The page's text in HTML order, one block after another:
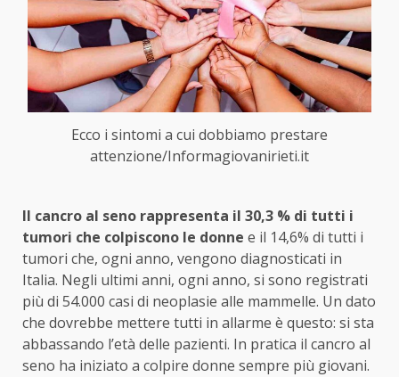
Ecco i sintomi a cui dobbiamo prestare
attenzione/Informagiovanirieti.it
Il cancro al seno rappresenta il 30,3 % di tutti i
tumori che colpiscono le donne e il 14,6% di tutti i
tumori che, ogni anno, vengono diagnosticati in
Italia. Negli ultimi anni, ogni anno, si sono registrati
più di 54.000 casi di neoplasie alle mammelle. Un dato
che dovrebbe mettere tutti in allarme è questo: si sta
abbassando l’età delle pazienti. In pratica il cancro al
seno ha iniziato a colpire donne sempre più giovani.